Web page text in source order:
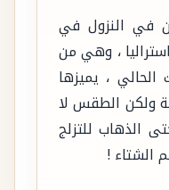
في النزول في
، وهي من
، يميزها
ولكن الطقس لا
الذهاب للتزلج
!